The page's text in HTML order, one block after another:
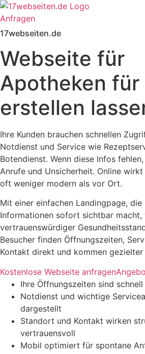
Zum
Inhalt
springen
Anfragen
17webseiten.de
Webseite für
Apotheken für
erstellen
Ihre Kunden brauchen schnellen
Notdienst und Service wie
Botendienst. Wenn diese Infos
Anrufe und Unsicherheit. Online
oft weniger modern als vor Ort.
Mit einer einfachen Landingpage,
Informationen sofort sichtbar macht,
vertrauenswürdiger
Besucher finden Öffnungszeiten,
Kontakt direkt und kommen
Kostenlose Webseite anfragen
Ihre Öffnungszeiten sind
Notdienst und wichtige
dargestellt
Standort und Kontakt wirken
vertrauensvoll
Mobil optimiert für spontane